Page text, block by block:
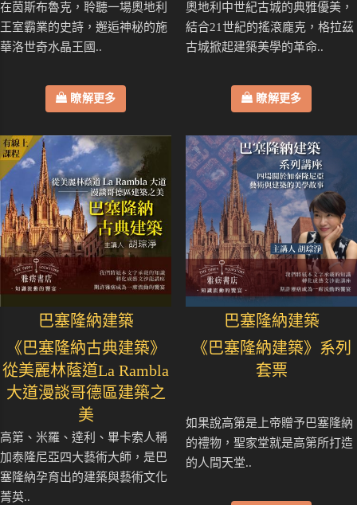
在茵斯布魯克，聆聽一場奧地利
王室霸業的史詩，邂逅神秘的施
華洛世奇水晶王國..
瞭解更多
奧地利中世紀古城的典雅優美，
結合21世紀的搖滾龐克，格拉茲
古城掀起建築美學的革命..
瞭解更多
巴塞隆納建築
《巴塞隆納古典建築》
從美麗林蔭道La Rambla
大道漫談哥德區建築之
美
高第、米羅、達利、畢卡索人稱
加泰隆尼亞四大藝術大師，是巴
塞隆納孕育出的建築與藝術文化
菁英..
巴塞隆納建築
《巴塞隆納建築》系列
套票
如果說高第是上帝贈予巴塞隆納
的禮物，聖家堂就是高第所打造
的人間天堂..